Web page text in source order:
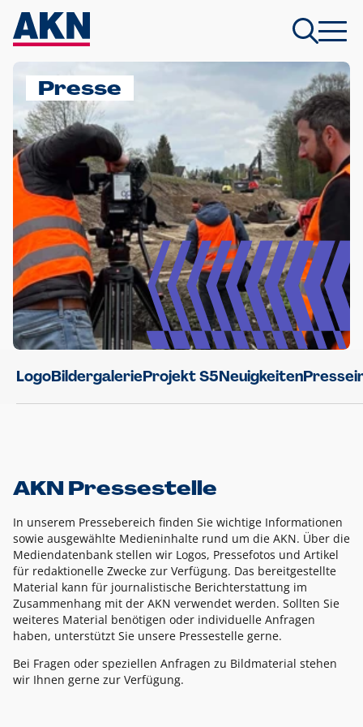
Presse
LogoBildergalerieProjekt S5Neuigkeiten
AKN Pressestelle
In unserem Pressebereich finden Sie wichtige Informationen
sowie ausgewählte Medieninhalte rund um die AKN. Über die
Mediendatenbank stellen wir Logos, Pressefotos und Artikel
für redaktionelle Zwecke zur Verfügung. Das bereitgestellte
Material kann für journalistische Berichterstattung im
Zusammenhang mit der AKN verwendet werden. Sollten Sie
weiteres Material benötigen oder individuelle Anfragen
haben, unterstützt Sie unsere Pressestelle gerne.
Bei Fragen oder speziellen Anfragen zu Bildmaterial stehen
wir Ihnen gerne zur Verfügung.